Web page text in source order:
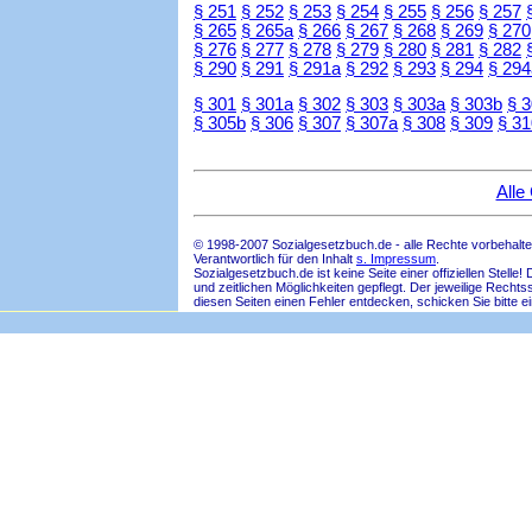
§ 251 § 252 § 253 § 254 § 255 § 256 § 257
§ 265 § 265a § 266 § 267 § 268 § 269 § 270
§ 276 § 277 § 278 § 279 § 280 § 281 § 282
§ 290 § 291 § 291a § 292 § 293 § 294 §
§ 301 § 301a § 302 § 303 § 303a § 303b §
§ 305b § 306 § 307 § 307a § 308 § 309 §
Alle
© 1998-2007 Sozialgesetzbuch.de - alle Rechte
Verantwortlich für den Inhalt s. Impressum
Sozialgesetzbuch.de ist keine Seite einer offiziellen
und zeitlichen Möglichkeiten gepflegt. Der jeweilige
diesen Seiten einen Fehler entdecken, schicken Sie bitte